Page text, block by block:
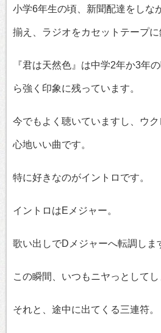
小学6年生の頃、新聞配達をしな
揃え、ラジオをカセットテープに
『君は天然色』は中学2年か3年
ら強く印象に残っています。
今でもよく聴いていますし、ウ
心地いい曲です。
特に好きなのがイントロです。
イントロはEメジャー。
歌い出しでDメジャーへ転調しま
この瞬間、いつもニヤっとしてし
それと、途中に出てくる三連符。